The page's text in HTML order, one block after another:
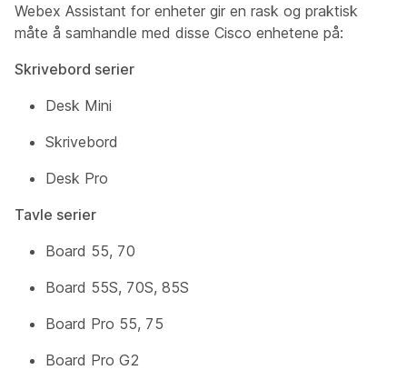
Webex Assistant for enheter gir en rask og praktisk
måte å samhandle med disse Cisco enhetene på:
Skrivebord serier
Desk Mini
Skrivebord
Desk Pro
Tavle serier
Board 55, 70
Board 55S, 70S, 85S
Board Pro 55, 75
Board Pro G2